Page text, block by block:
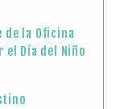
de la Oficina
Día del Niño